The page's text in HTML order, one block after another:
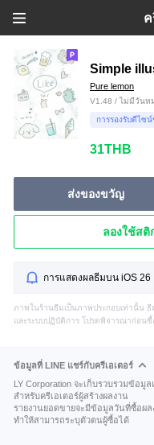
ค
Simple
Pure lemon
V1.48 / ไม่มีวันห
การรองรับดีไซ
31THB
ส่งของขวัญ
ลองใช้สติ
การแสดงผลธีมบน iOS 26
ภาพในร้านธีมเป็นภาพประกอบเท่านั้น
และระบบปฏิบัติการ โปรดพิจารณาก่อนซื้
ข้อมูลที่ LINE แชร์กับครีเอเตอร์
LY Corporation จะเก็บรวบรวมข้อมู
สำหรับครีเอเตอร์ผู้สร้างผลงาน
รายงานยอดขายจะมีข้อมูลวันที่ซื้อผ
ทำให้สามารถระบุตัวตนผู้ซื้อได้